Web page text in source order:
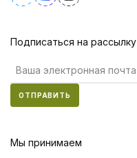
Подписаться на рассылку
ОТПРАВИТЬ
Мы принимаем